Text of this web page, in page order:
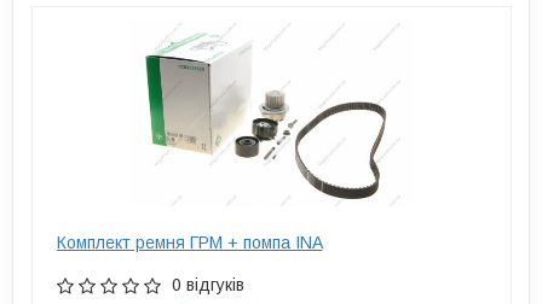
Комплект ремня ГРМ + помпа INA
0 відгуків